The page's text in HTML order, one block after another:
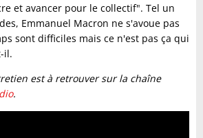
et avancer pour le collectif". Tel un
Emmanuel Macron ne s'avoue pas
sont difficiles mais ce n'est pas ça qui
il.
est à retrouver sur la chaîne
.